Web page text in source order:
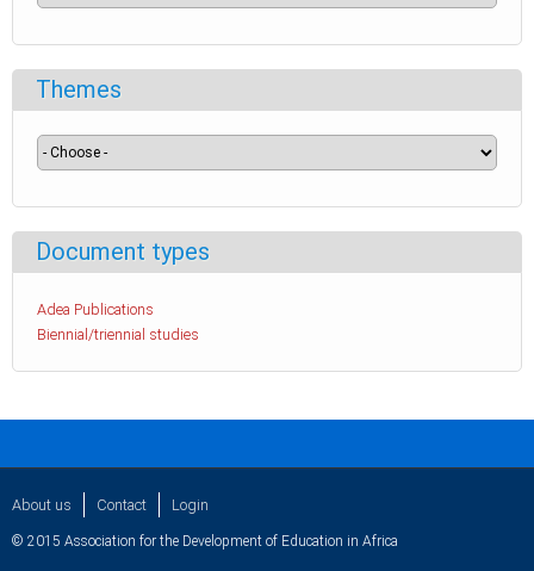
Themes
Document types
Adea Publications
Biennial/triennial studies
About us Contact Login
© 2015 Association for the Development of Education in Africa